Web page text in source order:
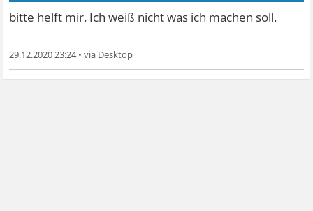
bitte helft mir. Ich weiß nicht was ich machen soll.
29.12.2020 23:24•